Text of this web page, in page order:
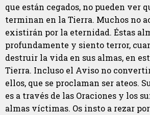
que están cegados, no pueden ver
terminan en la Tierra. Muchos no
existirán por la eternidad. Éstas
profundamente y siento terror,
destruir la vida en sus almas, en
Tierra. Incluso el Aviso no
ellos, que se proclaman ser ateos.
es a través de las Oraciones y los
almas víctimas. Os insto a rezar